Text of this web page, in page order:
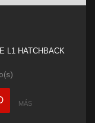
L1 HATCHBACK
MÁS